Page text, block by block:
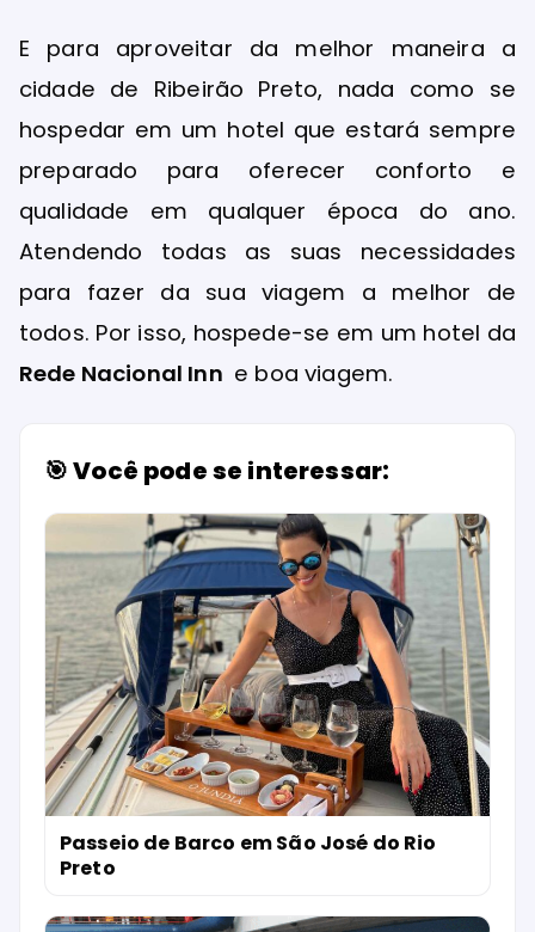
E para aproveitar da melhor maneira a
cidade de Ribeirão Preto, nada como se
hospedar em um hotel que estará sempre
preparado para oferecer conforto e
qualidade em qualquer época do ano.
Atendendo todas as suas necessidades
para fazer da sua viagem a melhor de
todos. Por isso, hospede-se em um hotel da
Rede Nacional Inn e boa viagem.
🎯 Você pode se interessar:
Passeio de Barco em São José do Rio
Preto